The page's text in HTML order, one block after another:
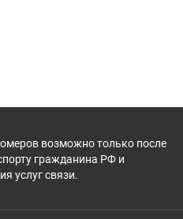
возможно только после
гражданина РФ и
услуг связи.